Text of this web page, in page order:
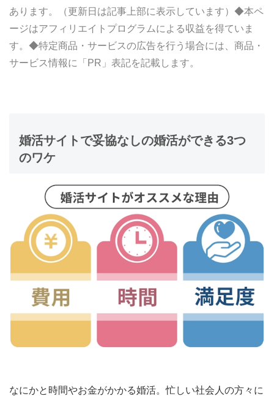
あります。（更新日は記事上部に表示しています）◆本ペ
ージはアフィリエイトプログラムによる収益を得ていま
す。◆特定商品・サービスの広告を行う場合には、商品・
サービス情報に「PR」表記を記載します。
婚活サイトで妥協なしの婚活ができる3つ
のワケ
なにかと時間やお金がかかる婚活。忙しい社会人の方々に